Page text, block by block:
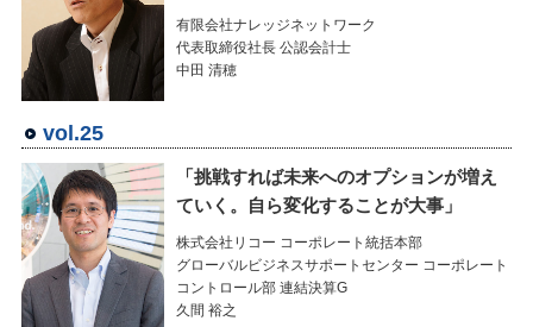
有限会社ナレッジネットワーク
代表取締役社長 公認会計士
中田 清穂
vol.25
「挑戦すれば未来へのオプションが増え
ていく。自ら変化することが大事」
株式会社リコー コーポレート統括本部
グローバルビジネスサポートセンター コーポレート
コントロール部 連結決算G
久間 裕之